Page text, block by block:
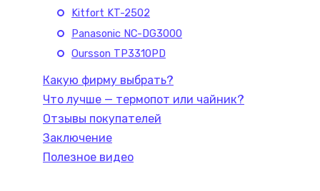
Kitfort KT-2502
Panasonic NC-DG3000
Oursson TP3310PD
Какую фирму выбрать?
Что лучше — термопот или чайник?
Отзывы покупателей
Заключение
Полезное видео